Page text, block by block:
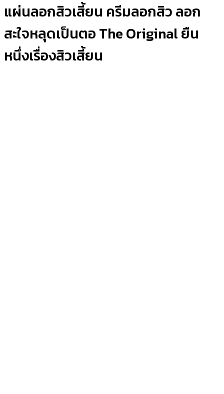
แผ่นลอกสิวเสี้ยน ครีมลอกสิว ลอก
สะใจหลุดเป็นตอ The Original ยืน
หนึ่งเรื่องสิวเสี้ยน